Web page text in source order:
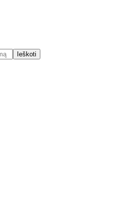
Ieškoti